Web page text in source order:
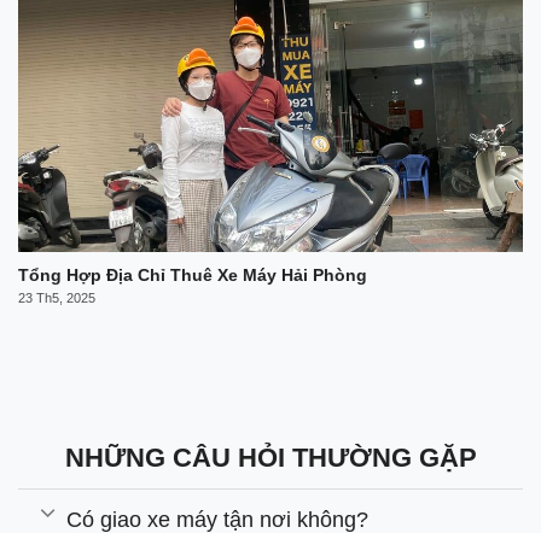
Tổng Hợp Địa Chỉ Thuê Xe Máy Hải Phòng
23 Th5, 2025
NHỮNG CÂU HỎI THƯỜNG GẶP
Có giao xe máy tận nơi không?